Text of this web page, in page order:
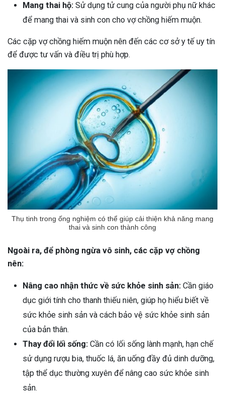
Mang thai hộ: Sử dụng tử cung của người phụ nữ khác
để mang thai và sinh con cho vợ chồng hiếm muộn.
Các cặp vợ chồng hiếm muộn nên đến các cơ sở y tế uy tín
để được tư vấn và điều trị phù hợp.
Thụ tinh trong ống nghiệm có thể giúp cải thiện khả năng mang
thai và sinh con thành công
Ngoài ra, để phòng ngừa vô sinh, các cặp vợ chồng
nên:
Nâng cao nhận thức về sức khỏe sinh sản: Cần giáo
dục giới tính cho thanh thiếu niên, giúp họ hiểu biết về
sức khỏe sinh sản và cách bảo vệ sức khỏe sinh sản
của bản thân.
Thay đổi lối sống: Cần có lối sống lành mạnh, hạn chế
sử dụng rượu bia, thuốc lá, ăn uống đầy đủ dinh dưỡng,
tập thể dục thường xuyên để nâng cao sức khỏe sinh
sản.